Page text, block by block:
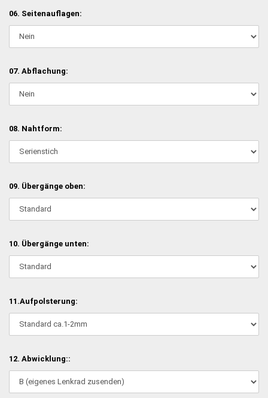
06. Seitenauflagen:
07. Abflachung:
08. Nahtform:
09. Übergänge oben:
10. Übergänge unten:
11.Aufpolsterung:
12. Abwicklung::